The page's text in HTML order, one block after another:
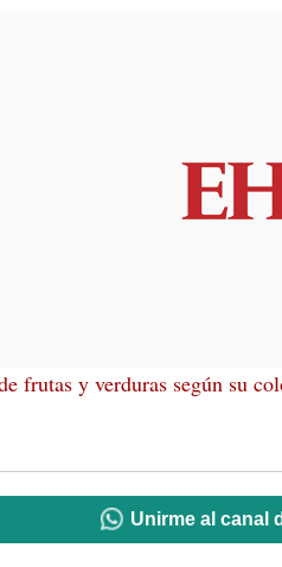
frutas y verduras según su
Unirme al canal